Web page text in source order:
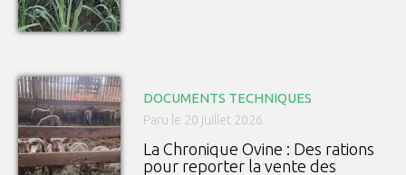
DOCUMENTS TECHNIQUES
Paru le 20 juillet 2026
La Chronique Ovine : Des rations
pour reporter la vente des